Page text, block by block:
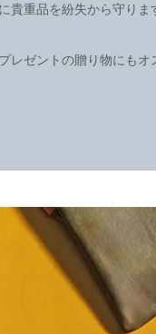
貴重品を紛失から守りま
レゼントの贈り物にもオ